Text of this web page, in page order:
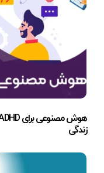
هوش مصنوعی برای ADHD: راهکاری نوین برای مدیریت تمرکز و بهبود
زندگی